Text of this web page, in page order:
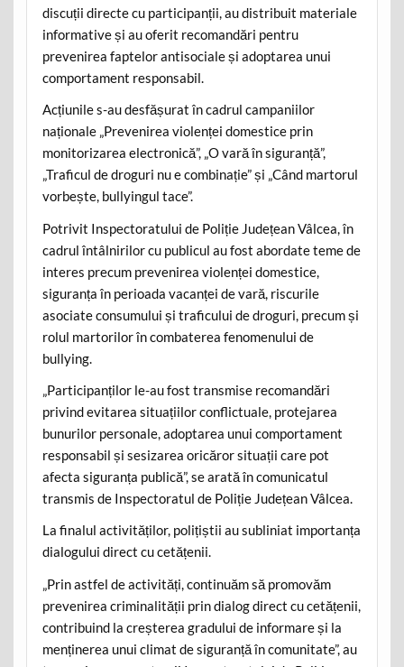
discuții directe cu participanții, au distribuit materiale
informative și au oferit recomandări pentru
prevenirea faptelor antisociale și adoptarea unui
comportament responsabil.
Acțiunile s-au desfășurat în cadrul campaniilor
naționale „Prevenirea violenței domestice prin
monitorizarea electronică”, „O vară în siguranță”,
„Traficul de droguri nu e combinație” și „Când martorul
vorbește, bullyingul tace”.
Potrivit Inspectoratului de Poliție Județean Vâlcea, în
cadrul întâlnirilor cu publicul au fost abordate teme de
interes precum prevenirea violenței domestice,
siguranța în perioada vacanței de vară, riscurile
asociate consumului și traficului de droguri, precum și
rolul martorilor în combaterea fenomenului de
bullying.
„Participanților le-au fost transmise recomandări
privind evitarea situațiilor conflictuale, protejarea
bunurilor personale, adoptarea unui comportament
responsabil și sesizarea oricăror situații care pot
afecta siguranța publică”, se arată în comunicatul
transmis de Inspectoratul de Poliție Județean Vâlcea.
La finalul activităților, polițiștii au subliniat importanța
dialogului direct cu cetățenii.
„Prin astfel de activități, continuăm să promovăm
prevenirea criminalității prin dialog direct cu cetățenii,
contribuind la creșterea gradului de informare și la
menținerea unui climat de siguranță în comunitate”, au